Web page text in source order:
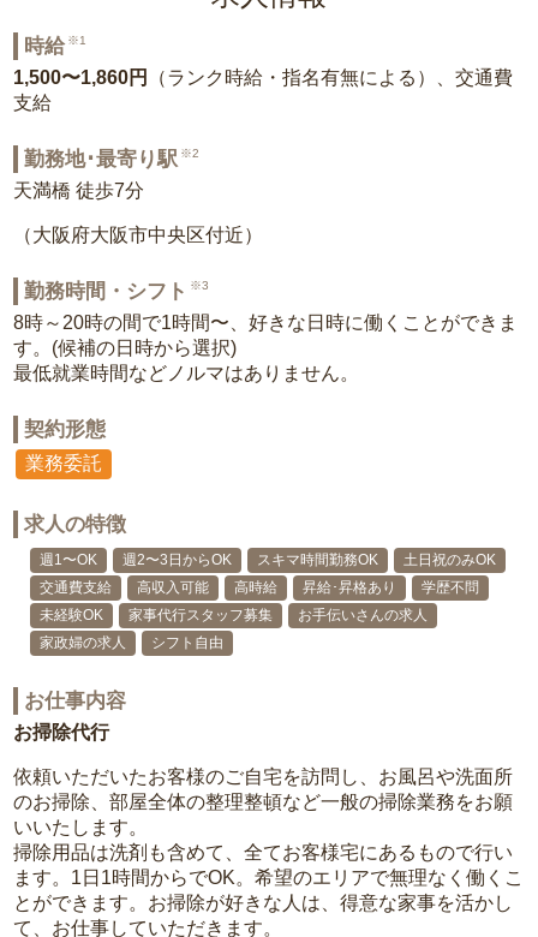
時給 ※1
1,500〜1,860円
（ランク時給・指名有無による）、交通費
支給
勤務地･最寄り駅 ※2
天満橋 徒歩7分
（大阪府大阪市中央区付近）
勤務時間・シフト ※3
8時～20時の間で1時間〜、好きな日時に働くことができま
す。(候補の日時から選択)
最低就業時間などノルマはありません。
契約形態
業務委託
求人の特徴
週1〜OK 週2〜3日からOK スキマ時間勤務OK
土日祝のみOK
交通費支給
高収入可能 高時給 昇給･昇格あり
学歴不問
未経験OK
家事代行スタッフ募集
お手伝いさんの求人
家政婦の求人
シフト自由
お仕事内容
お掃除代行
依頼いただいたお客様のご自宅を訪問し、お風呂や洗面所
のお掃除、部屋全体の整理整頓など一般の掃除業務をお願
いいたします。
掃除用品は洗剤も含めて、全てお客様宅にあるもので行い
ます。1日1時間からでOK。希望のエリアで無理なく働くこ
とができます。お掃除が好きな人は、得意な家事を活かし
て、お仕事していただきます。